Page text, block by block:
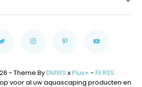
- Theme ByDMWS xPlus+ - Fil RSS
voor al uw aquascaping producten en